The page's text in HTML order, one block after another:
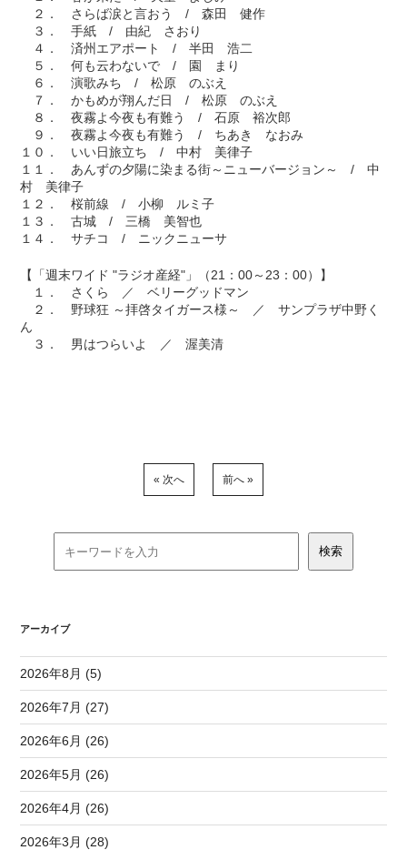
２． さらば涙と言おう / 森田 健作
３． 手紙 / 由紀 さおり
４． 済州エアポート / 半田 浩二
５． 何も云わないで / 園 まり
６． 演歌みち / 松原 のぶえ
７． かもめが翔んだ日 / 松原 のぶえ
８． 夜霧よ今夜も有難う / 石原 裕次郎
９． 夜霧よ今夜も有難う / ちあき なおみ
１０． いい日旅立ち / 中村 美律子
１１． あんずの夕陽に染まる街～ニューバージョン～ / 中
村 美律子
１２． 桜前線 / 小柳 ルミ子
１３． 古城 / 三橋 美智也
１４． サチコ / ニックニューサ
【「週末ワイド "ラジオ産経"」（21：00～23：00）】
１． さくら ／ ベリーグッドマン
２． 野球狂 ～拝啓タイガース様～ ／ サンプラザ中野く
ん
３． 男はつらいよ ／ 渥美清
« 次へ 前へ »
アーカイブ
2026年8月 (5)
2026年7月 (27)
2026年6月 (26)
2026年5月 (26)
2026年4月 (26)
2026年3月 (28)